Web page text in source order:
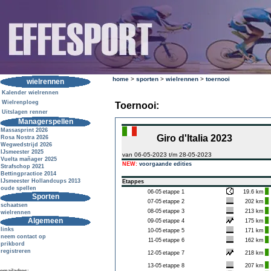
wielrennen
Kalender wielrennen
Wielrenploeg
Uitslagen renner
Managerspellen
Massasprint 2026
Rosa Nostra 2026
Wegwedstrijd 2026
IJsmeester 2025
Vuelta mañager 2025
Strafschop 2021
Bettingpractice 2014
IJsmeester Hollandcups 2013
oude spellen
Sporten
schaatsen
wielrennen
Algemeen
links
neem contact op
prikbord
registreren
home > sporten > wielrennen > toernooi
Toernooi:
Giro d'Italia 2023
van 06-05-2023 t/m 28-05-2023
NEW: voorgaande edities
Etappes
06-05 etappe 1
19.6 km
07-05 etappe 2
202 km
08-05 etappe 3
213 km
09-05 etappe 4
175 km
10-05 etappe 5
171 km
11-05 etappe 6 162 km
12-05 etappe 7 218 km
13-05 etappe 8
207 km